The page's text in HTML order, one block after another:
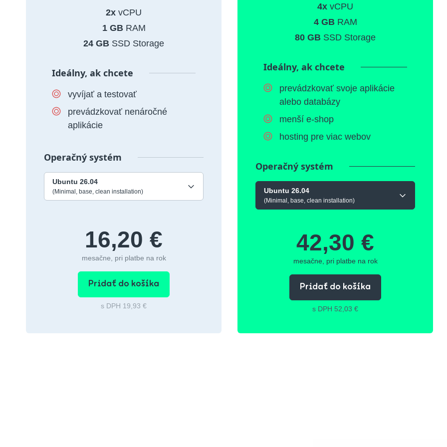
2x vCPU
1 GBRAM
24 GB SSD Storage
Ideálny, ak chcete
vyvíjať a testovať
prevádzkovať nenáročné
aplikácie
Operačný systém
Ubuntu 26.04
(Minimal, base, clean installation)
16,20 €
mesačne, pri platbe na rok
Pridať do košíka
s DPH 19,93 €
4x vCPU
4 GBRAM
80 GB SSD Storage
Ideálny, ak chcete
prevádzkovať svoje aplikácie
alebo databázy
menší e-shop
hosting pre viac webov
Operačný systém
Ubuntu 26.04
(Minimal, base, clean installation)
42,30 €
mesačne, pri platbe na rok
Pridať do košíka
s DPH 52,03 €